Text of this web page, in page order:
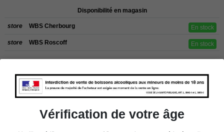
Disponibilité en magasin
store WBS Cherbourg En stock
store WBS Roscoff En stock
Les commandes sont uniquement livrées en France métropolitaine. Pour les
clients de l’étranger, retrait sur place dans nos magasins de ROSCOFF ou
CHERBOURG.
Vérification de votre âge